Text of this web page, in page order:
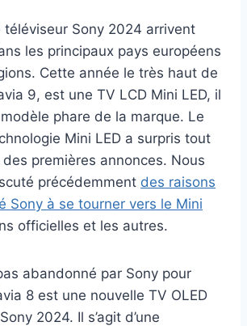
téléviseur Sony 2024 arrivent
les principaux pays européens
Cette année le très haut de
9, est une TV LCD Mini LED, il
phare de la marque. Le
Mini LED a surpris tout
premières annonces. Nous
précédemment des raisons
Sony à se tourner vers le Mini
officielles et les autres.
pas abandonné par Sony pour
8 est une nouvelle TV OLED
2024. Il s’agit d’une